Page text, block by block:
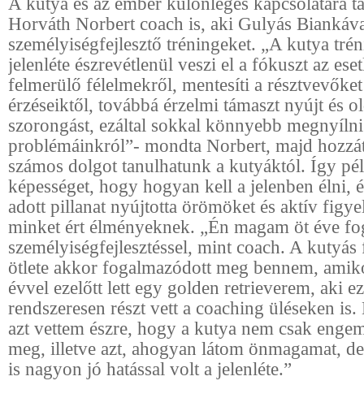
Horváth Norbert coach is, aki Gulyás
személyiségfejlesztő tréningeket. „A kutya
jelenléte észrevétlenül veszi el a fókuszt az
felmerülő félelmekről, mentesíti a
érzéseiktől, továbbá érzelmi támaszt nyújt és
szorongást, ezáltal sokkal könnyebb
problémáinkról”- mondta Norbert, majd
számos dolgot tanulhatunk a kutyáktól. Így
képességet, hogy hogyan kell a jelenben élni,
adott pillanat nyújtotta örömöket és aktív
minket ért élményeknek. „Én magam öt éve
személyiségfejlesztéssel, mint coach. A
ötlete akkor fogalmazódott meg bennem,
évvel ezelőtt lett egy golden retrieverem, aki
rendszeresen részt vett a coaching üléseken
azt vettem észre, hogy a kutya nem csak
meg, illetve azt, ahogyan látom önmagamat,
is nagyon jó hatással volt a jelenléte.”